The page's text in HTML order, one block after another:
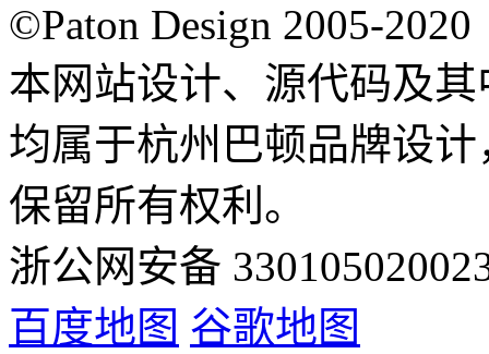
©Paton Design 2005-2020
本网站设计、源代码及
均属于杭州巴顿品牌设计
保留所有权利。
浙公网安备
百度地图 谷歌地图